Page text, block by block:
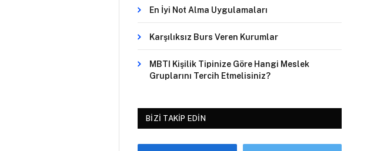
En İyi Not Alma Uygulamaları
Karşılıksız Burs Veren Kurumlar
MBTI Kişilik Tipinize Göre Hangi Meslek
Gruplarını Tercih Etmelisiniz?
BIZI TAKIP EDIN